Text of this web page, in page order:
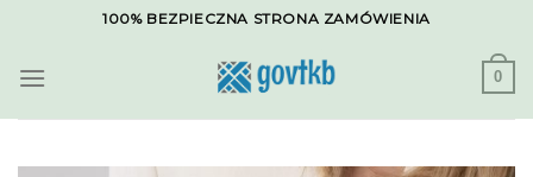
content
100% BEZPIECZNA STRONA ZAMÓWIENIA
0